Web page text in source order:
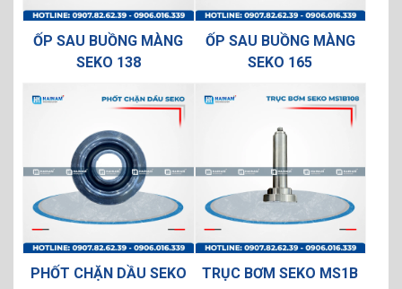
ỐP SAU BUỒNG MÀNG
SEKO 138
ỐP SAU BUỒNG MÀNG
SEKO 165
PHỐT CHẶN DẦU SEKO TRỤC BƠM SEKO MS1B